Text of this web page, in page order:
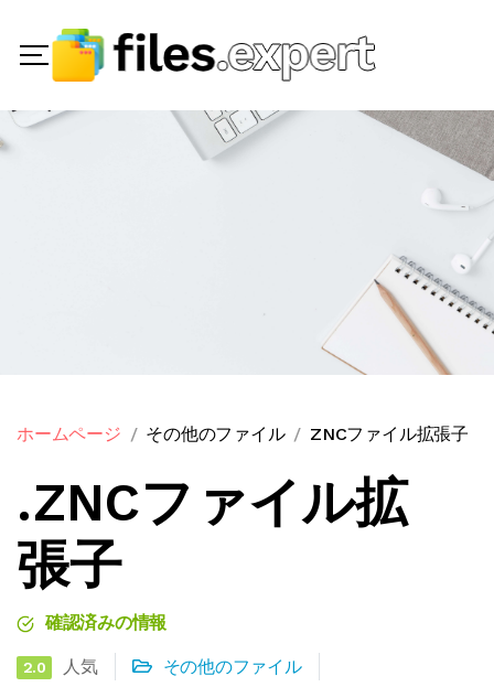
ホームページ その他のファイル ZNCファイル拡張子
.ZNCファイル拡
張子
確認済みの情報
2.0 人気 その他のファイル